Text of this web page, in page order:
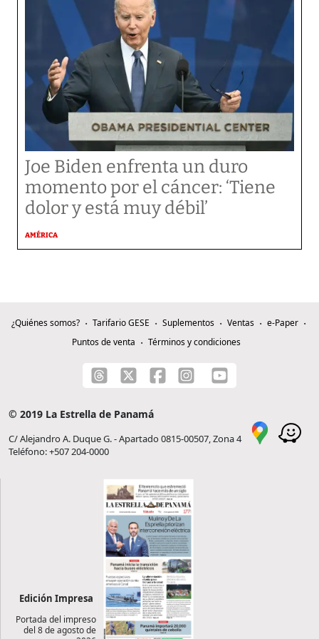
Joe Biden enfrenta un duro
momento por el cáncer: ‘Tiene
dolor y está muy débil’
AMÉRICA
¿Quiénes somos? Tarifario GESE Suplementos Ventas
e-Paper
Puntos de venta
Términos y condiciones
© 2019 La Estrella de Panamá
C/ Alejandro A. Duque G. - Apartado 0815-00507, Zona 4
Teléfono: +507 204-0000
Edición Impresa
Portada del impreso
del 8 de agosto de